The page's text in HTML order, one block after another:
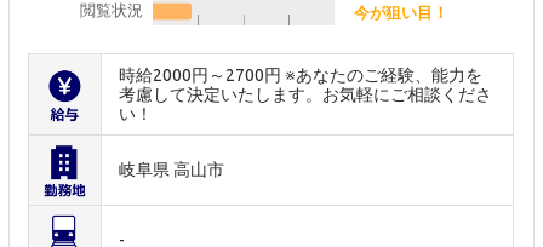
閲覧状況 今が狙い目！
時給2000円～2700円 ※あなたのご経験、能力を
考慮して決定いたします。お気軽にご相談くださ
い！
岐阜県 高山市
-